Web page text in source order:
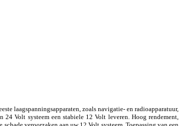
laagspanningsapparaten, zoals navigatie- en radioapparatuur,
Volt systeem een stabiele 12 Volt leveren. Hoog rendement,